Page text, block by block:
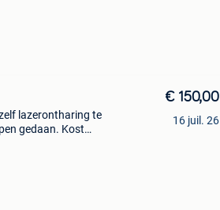
lazerontharing te
gedaan. Kost
€ 150,00
16 juil. 26